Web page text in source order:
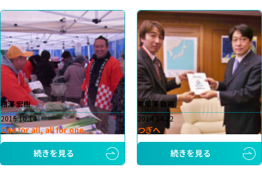
相澤 宏樹
2015.10.14
One for all, all for one.
続きを見る
寒風澤 敦司
2014.04.22
つぎへ
続きを見る